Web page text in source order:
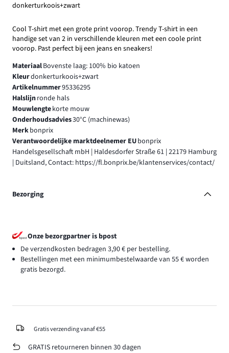
donkerturkoois+zwart
Cool T-shirt met een grote print voorop. Trendy T-shirt in een
handige set van 2 in verschillende kleuren met een coole print
voorop. Past perfect bij een jeans en sneakers!
MateriaalBovenste laag: 100% bio katoen
Kleurdonkerturkoois+zwart
Artikelnummer95336295
Halslijnronde hals
Mouwlengtekorte mouw
Onderhoudsadvies30°C (machinewas)
Merkbonprix
Verantwoordelijke marktdeelnemer EUbonprix
Handelsgesellschaft mbH | Haldesdorfer Straße 61 | 22179 Hamburg
| Duitsland, Contact: https://fl.bonprix.be/klantenservices/contact/
Bezorging
Onze bezorgpartner is bpost
De verzendkosten bedragen 3,90 € per bestelling.
Bestellingen met een minimumbestelwaarde van 55 € worden
gratis bezorgd.
Gratis verzending vanaf €55
GRATIS retourneren binnen 30 dagen